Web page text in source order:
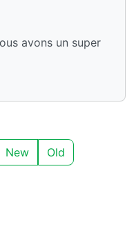
avons un super
New Old